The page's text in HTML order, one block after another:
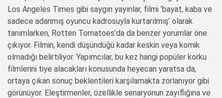
Los Angeles Times gibi saygın yayınlar, filmi ‘bayat, kaba ve
sadece adanmış oyuncu kadrosuyla kurtarılmış’ olarak
tanımlarken, Rotten Tomatoes’da da benzer yorumlar öne
çıkıyor. Filmin, kendi düşündüğü kadar keskin veya komik
olmadığı belirtiliyor. Yapımcılar, bu kez hangi popüler korku
filmlerini tiye alacakları konusunda heyecan yaratsa da,
ortaya çıkan sonuç beklentileri karşılamakta zorlanıyor gibi
görünüyor. Eleştirmenler, özellikle senaryonun zayıflığına ve